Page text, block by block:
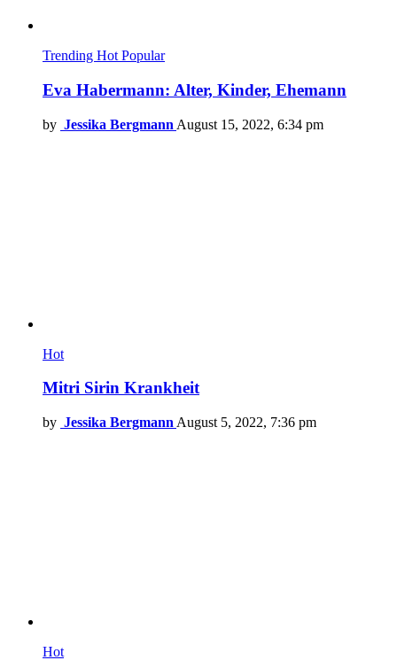
Trending Hot Popular
Eva Habermann: Alter, Kinder, Ehemann
by Jessika Bergmann August 15, 2022, 6:34 pm
Hot
Mitri Sirin Krankheit
by Jessika Bergmann August 5, 2022, 7:36 pm
Hot